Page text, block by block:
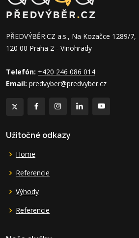
PŘEDVÝBĚR.CZ a.s., Na Kozačce 1289/7,
120 00 Praha 2 - Vinohrady
Telefón: +420 246 086 014
Email: predvyber@predvyber.cz
Užitočné odkazy
Home
Referencie
Výhody
Referencie